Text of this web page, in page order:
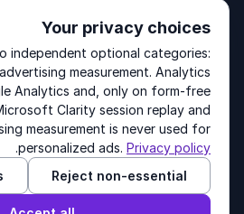
אודות
צור קשר
מוצרים
by GenText Group:LexDraft·MentalNote
Your privacy choices
independent optional categories:
measurement. Analytics
Analytics and, only on form-free
Clarity session replay and
measurement is never used for
personalized ads. Privacy policy
.
Reject non-essential